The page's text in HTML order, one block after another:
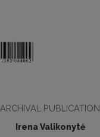
ARCHIVAL PUBLICATION
Irena Valikonytė